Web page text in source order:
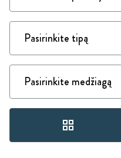
grid_view